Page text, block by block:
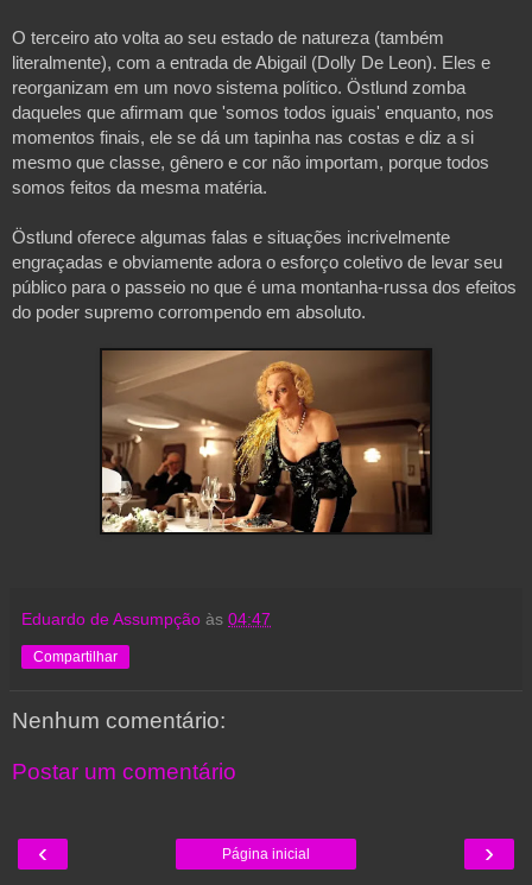
O terceiro ato volta ao seu estado de natureza (também
literalmente), com a entrada de Abigail (Dolly De Leon). Eles e
reorganizam em um novo sistema político. Östlund zomba
daqueles que afirmam que 'somos todos iguais' enquanto, nos
momentos finais, ele se dá um tapinha nas costas e diz a si
mesmo que classe, gênero e cor não importam, porque todos
somos feitos da mesma matéria.
Östlund oferece algumas falas e situações incrivelmente
engraçadas e obviamente adora o esforço coletivo de levar seu
público para o passeio no que é uma montanha-russa dos efeitos
do poder supremo corrompendo em absoluto.
Eduardo de Assumpção às 04:47
Compartilhar
Nenhum comentário:
Postar um comentário
‹ ›
Página inicial